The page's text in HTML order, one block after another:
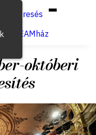
Keresés
októberi
12.